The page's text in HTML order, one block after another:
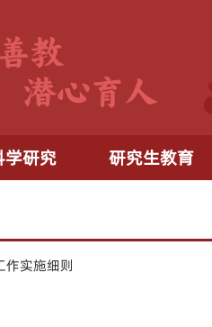
学研究 研究生教育
实施细则